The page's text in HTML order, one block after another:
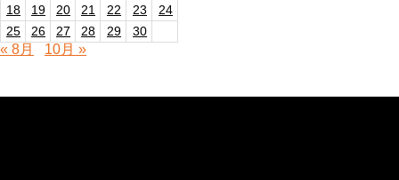
18
19 20 21 22 23
24
25
26 27 28 29 30
« 8月 10月 »